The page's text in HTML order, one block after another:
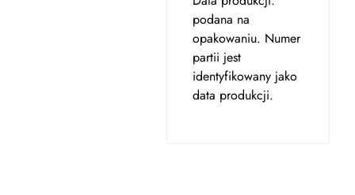
podana na
opakowaniu. Numer
partii jest
identyfikowany jako
data produkcji.